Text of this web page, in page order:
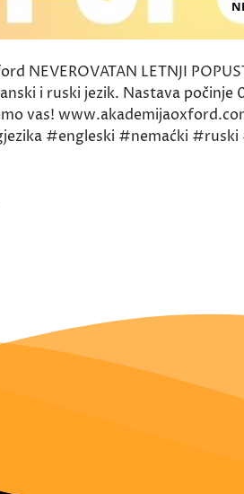
NEVEROVATAN LETNJI
i ruski jezik. Nastava
vas!
#engleski #nemaćki